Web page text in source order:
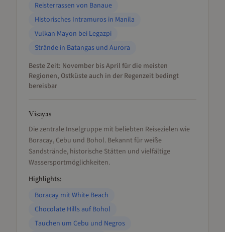
Reisterrassen von Banaue
Historisches Intramuros in Manila
Vulkan Mayon bei Legazpi
Strände in Batangas und Aurora
Beste Zeit: November bis April für die meisten
Regionen, Ostküste auch in der Regenzeit bedingt
bereisbar
Visayas
Die zentrale Inselgruppe mit beliebten Reisezielen wie
Boracay, Cebu und Bohol. Bekannt für weiße
Sandstrände, historische Stätten und vielfältige
Wassersportmöglichkeiten.
Highlights:
Boracay mit White Beach
Chocolate Hills auf Bohol
Tauchen um Cebu und Negros